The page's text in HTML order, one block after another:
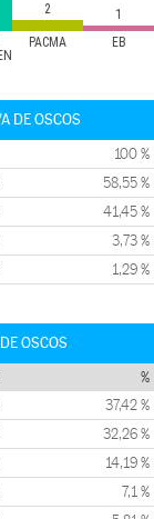
PACMA EB
2 1
DE OSCOS
100 %
58,55 %
41,45 %
3,73 %
1,29 %
OSCOS
%
37,42 %
32,26 %
14,19 %
7,1 %